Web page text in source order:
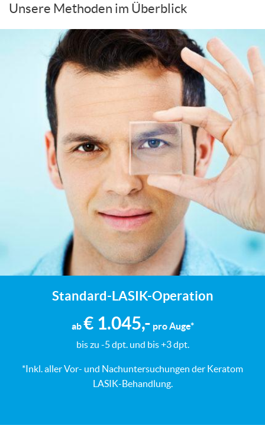
Unsere Methoden im Überblick
Standard-LASIK-Operation
ab€ 1.045,- pro Auge*
bis zu -5 dpt. und bis +3 dpt.
*Inkl. aller Vor- und Nachuntersuchungen der Keratom
LASIK-Behandlung.